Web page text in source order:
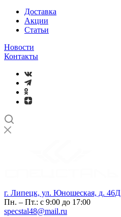
Доставка
Акции
Статьи
Новости
Контакты
г. Липецк, ул. Юношеская, д. 46Д
Пн. – Пт.: с 9:00 до 17:00
specstal48@mail.ru